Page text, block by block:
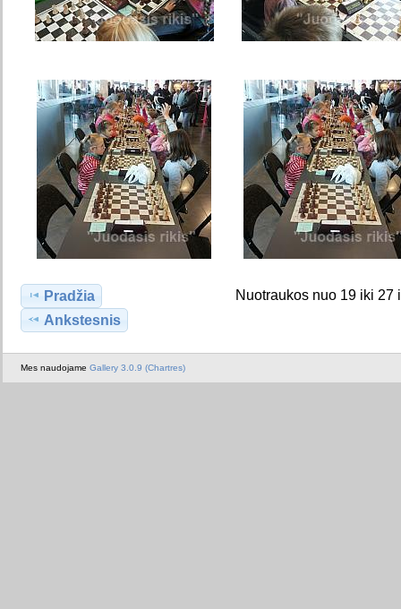
Pradžia
Ankstesnis
Nuotraukos nuo 19 iki 27
Mes naudojame Gallery 3.0.9 (Chartres)